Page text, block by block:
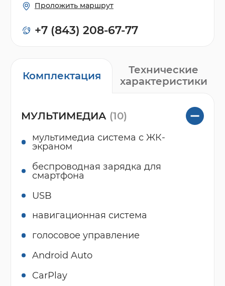
Комплектация
Технические
характеристики
МУЛЬТИМЕДИА (10)
мультимедиа система с ЖК-
экраном
беспроводная зарядка для
смартфона
USB
навигационная система
голосовое управление
Android Auto
CarPlay
Проложить маршрут
+7 (843) 208-67-77